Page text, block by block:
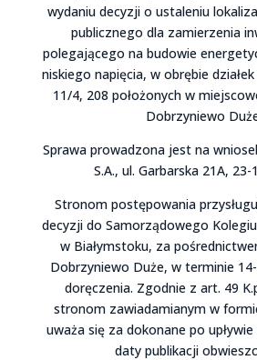
wydaniu decyzji o ustaleniu
publicznego dla zamierzenia
polegającego na budowie
niskiego napięcia, w obrębie
11/4, 208 położonych w
Dobrzyniewo
Sprawa prowadzona jest na
S.A., ul. Garbarska 21A, 23-
Stronom postępowania
decyzji do Samorządowego
w Białymstoku, za
Dobrzyniewo Duże, w terminie
doręczenia. Zgodnie z art. 49
stronom zawiadamianym w
uważa się za dokonane po
daty publikacji